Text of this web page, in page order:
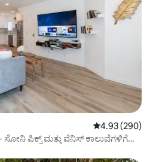
5 ರಲ್ಲಿ 4.93
4.93 (290)
ಪಿಕ್ಸ್ ಮತ್ತು ವೆನಿಸ್ ಕಾಲುವೆಗಳಿಗೆ